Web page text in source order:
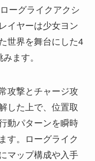
ーグライクアクシ
イヤーは少女ヨン
世界を舞台にした4
ます。
攻撃とチャージ攻
した上で、位置取
動パターンを瞬時
す。ローグライク
マップ構成や入手